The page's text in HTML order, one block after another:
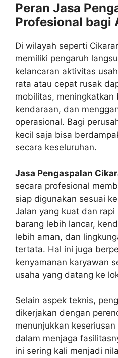
Peran Jasa
Profesional bagi
Di wilayah seperti
memiliki pengaruh
kelancaran aktivitas
rata atau cepat rusak
mobilitas, meningkatkan
kendaraan, dan
operasional. Bagi
kecil saja bisa
secara keseluruhan.
Jasa Pengaspalan
secara profesional
siap digunakan sesuai
Jalan yang kuat dan
barang lebih lancar,
lebih aman, dan
tertata. Hal ini juga
kenyamanan karyawan
usaha yang datang ke
Selain aspek teknis,
dikerjakan dengan
menunjukkan
dalam menjaga
ini sering kali menjadi